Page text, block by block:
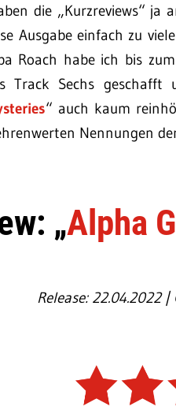
die „Kurzreviews“
Ausgabe einfach zu
Roach habe ich bis
Track Sechs geschafft
“ auch kaum
Nennungen
„Alpha
Release: 22.04.2022